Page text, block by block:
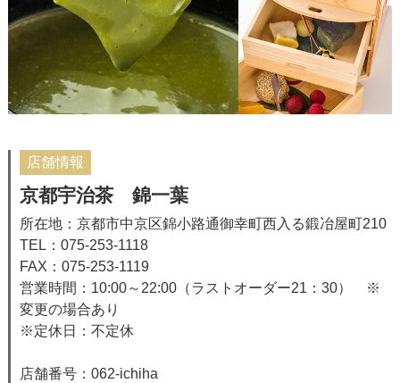
店舗情報
京都宇治茶 錦一葉
所在地：京都市中京区錦小路通御幸町西入る鍛冶屋町210
TEL：075-253-1118
FAX：075-253-1119
営業時間：10:00～22:00（ラストオーダー21：30） ※
変更の場合あり
※定休日：不定休
店舗番号：062-ichiha